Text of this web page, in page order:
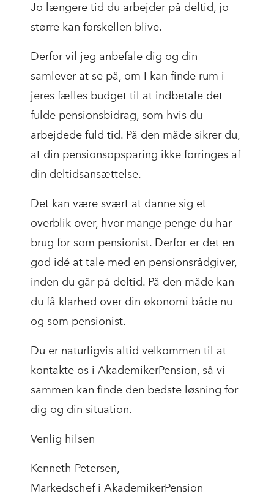
Jo længere tid du arbejder på deltid, jo
større kan forskellen blive.
Derfor vil jeg anbefale dig og din
samlever at se på, om I kan finde rum i
jeres fælles budget til at indbetale det
fulde pensionsbidrag, som hvis du
arbejdede fuld tid. På den måde sikrer du,
at din pensionsopsparing ikke forringes af
din deltidsansættelse.
Det kan være svært at danne sig et
overblik over, hvor mange penge du har
brug for som pensionist. Derfor er det en
god idé at tale med en pensionsrådgiver,
inden du går på deltid. På den måde kan
du få klarhed over din økonomi både nu
og som pensionist.
Du er naturligvis altid velkommen til at
kontakte os i AkademikerPension, så vi
sammen kan finde den bedste løsning for
dig og din situation.
Venlig hilsen
Kenneth Petersen,
Markedschef i AkademikerPension